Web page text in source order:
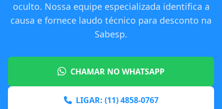
oculto. Nossa equipe especializada identifica a
causa e fornece laudo técnico para desconto na
Sabesp.
CHAMAR NO WHATSAPP
LIGAR: (11) 4858-0767